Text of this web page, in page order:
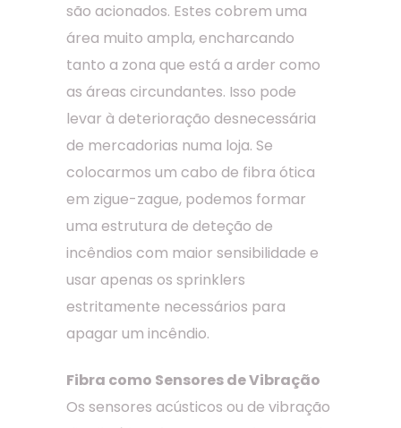
são acionados. Estes cobrem uma
área muito ampla, encharcando
tanto a zona que está a arder como
as áreas circundantes. Isso pode
levar à deterioração desnecessária
de mercadorias numa loja. Se
colocarmos um cabo de fibra ótica
em zigue-zague, podemos formar
uma estrutura de deteção de
incêndios com maior sensibilidade e
usar apenas os sprinklers
estritamente necessários para
apagar um incêndio.
Fibra como Sensores de Vibração
Os sensores acústicos ou de vibração